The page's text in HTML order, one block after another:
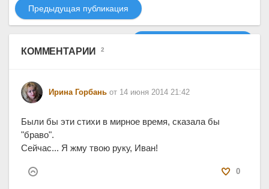
Предыдущая публикация
КОММЕНТАРИИ 2
Ирина Горбань от 14 июня 2014 21:42
0
Были бы эти стихи в мирное время, сказала бы
"браво".
Сейчас... Я жму твою руку, Иван!